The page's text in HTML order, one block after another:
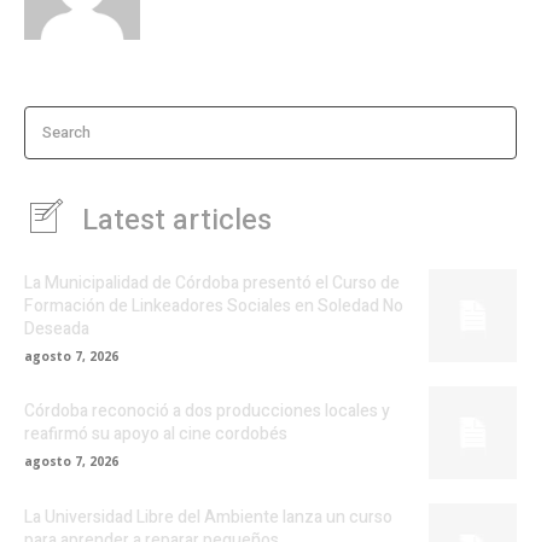
Search
Latest articles
La Municipalidad de Córdoba presentó el Curso de
Formación de Linkeadores Sociales en Soledad No
Deseada
agosto 7, 2026
Córdoba reconoció a dos producciones locales y
reafirmó su apoyo al cine cordobés
agosto 7, 2026
La Universidad Libre del Ambiente lanza un curso